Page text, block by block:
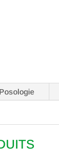
Posologie